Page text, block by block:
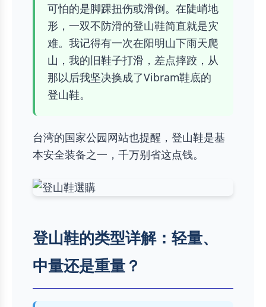
可怕的是脚踝扭伤或滑倒。在陡峭地
形，一双不防滑的登山鞋简直就是灾
难。我记得有一次在阳明山下雨天爬
山，我的旧鞋子打滑，差点摔跤，从
那以后我坚决换成了Vibram鞋底的
登山鞋。
台湾的国家公园网站也提醒，登山鞋是基
本安全装备之一，千万别省这点钱。
登山鞋的类型详解：轻量、
中量还是重量？